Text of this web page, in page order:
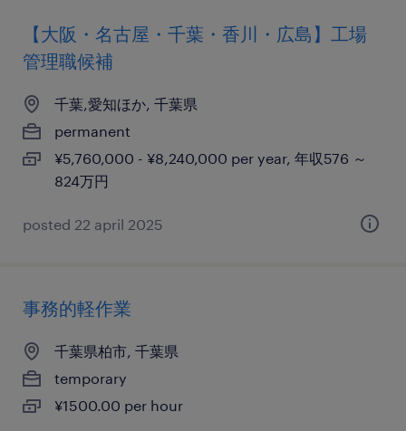
【大阪・名古屋・千葉・香川・広島】工場
管理職候補
千葉,愛知ほか, 千葉県
permanent
¥5,760,000 - ¥8,240,000 per year, 年収576 ～
824万円
posted 22 april 2025
事務的軽作業
千葉県柏市, 千葉県
temporary
¥1500.00 per hour